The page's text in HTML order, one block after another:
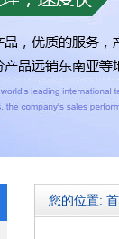
您的位置: